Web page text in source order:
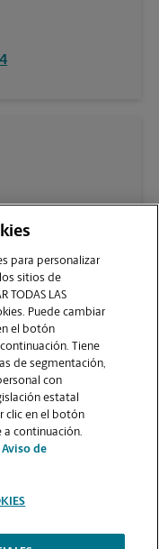
para personalizar
sitios de
TODAS LAS
Puede cambiar
el botón
continuación. Tiene
de segmentación,
con
estatal
clic en el botón
a continuación.
Aviso de